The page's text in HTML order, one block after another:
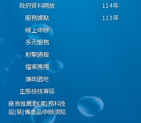
政府資料開放
服務據點
線上申辦
多元服務
射擊通報
檔案應用
廉政園地
生態檢核專區
廠商推薦勤(業)務科技
設(裝)備產品申辦須知
114年
113年